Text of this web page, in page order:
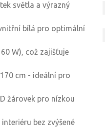
světla a výrazný
bílá pro optimální
W), což zajišťuje
cm - ideální pro
žárovek pro nízkou
bez zvýšené